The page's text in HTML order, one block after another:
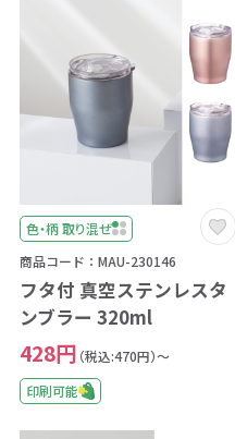
色・柄 取り混ぜ
商品コード：MAU-230146
フタ付 真空ステンレスタ
ンブラー 320ml
428円 （税込:470円）～
印刷可能